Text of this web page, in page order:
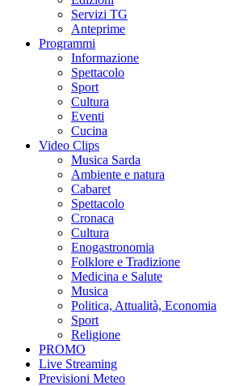
Servizi TG
Anteprime
Programmi
Informazione
Spettacolo
Sport
Cultura
Eventi
Cucina
Video Clips
Musica Sarda
Ambiente e natura
Cabaret
Spettacolo
Cronaca
Cultura
Enogastronomia
Folklore e Tradizione
Medicina e Salute
Musica
Politica, Attualità, Economia
Sport
Religione
PROMO
Live Streaming
Previsioni Meteo